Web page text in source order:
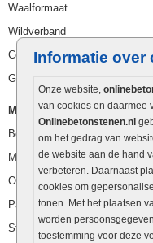
Informatie over
Onze website,
van cookies en daarmee
Onlinebetonstenen.nl
om het gedrag van
de website aan de hand
verbeteren. Daarnaast
cookies om
tonen. Met het plaatsen
worden
toestemming voor deze
Waalformaat
Wildverband
Cobblestones
Getrommelde stenen
Muurelementen
Betonbielzen
Muurstenen
Opsluitbanden
Palissaden
Stapelblokken